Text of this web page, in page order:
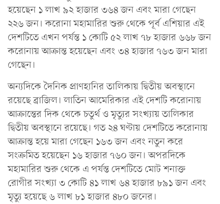
হয়েছেন ১ লাখ ৯২ হাজার ৩৬৪ জন এবং মারা গেছেন
২২৬ জন। করোনা মহামারির শুরু থেকে পূর্ব এশিয়ার এই
দেশটিতে এখন পর্যন্ত ১ কোটি ৫২ লাখ ৭৮ হাজার ৬৬৮ জন
করোনায় আক্রান্ত হয়েছেন এবং ৩৪ হাজার ৭৬৩ জন মারা
গেছেন।
অন্যদিকে দৈনিক প্রাণহানির তালিকায় দ্বিতীয় অবস্থানে
রয়েছে ব্রাজিল। লাতিন আমেরিকার এই দেশটি করোনায়
আক্রান্তের দিক থেকে চতুর্থ ও মৃত্যুর সংখ্যায় তালিকার
দ্বিতীয় অবস্থানে রয়েছে। গত ২৪ ঘণ্টায় দেশটিতে করোনায়
আক্রান্ত হয়ে মারা গেছেন ১৬৩ জন এবং নতুন করে
সংক্রমিত হয়েছেন ১৬ হাজার ৭৬০ জন। অপরদিকে
মহামারির শুরু থেকে এ পর্যন্ত দেশটিতে মোট শনাক্ত
রোগীর সংখ্যা ৩ কোটি ৪১ লাখ ৬৪ হাজার ৮৯১ জন এবং
মৃত্যু হয়েছে ৬ লাখ ৮১ হাজার ৪৮০ জনের।